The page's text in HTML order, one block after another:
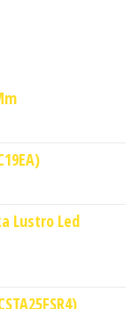
Lustro Led